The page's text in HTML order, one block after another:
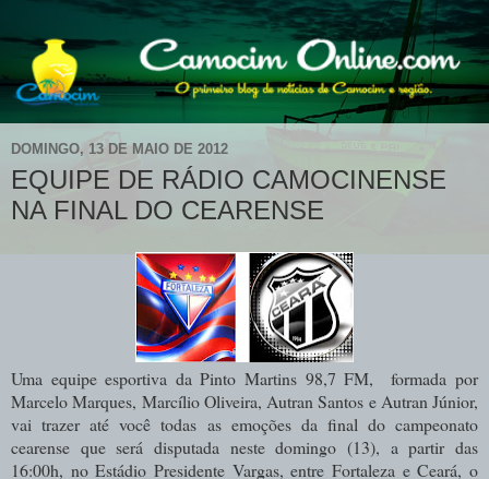
DOMINGO, 13 DE MAIO DE 2012
EQUIPE DE RÁDIO CAMOCINENSE
NA FINAL DO CEARENSE
Uma equipe esportiva da Pinto Martins 98,7 FM, formada por
Marcelo Marques, Marcílio Oliveira, Autran Santos e Autran Júnior,
vai trazer até você todas as emoções da final do campeonato
cearense que será disputada neste domingo (13), a partir das
16:00h, no Estádio Presidente Vargas, entre Fortaleza e Ceará, o